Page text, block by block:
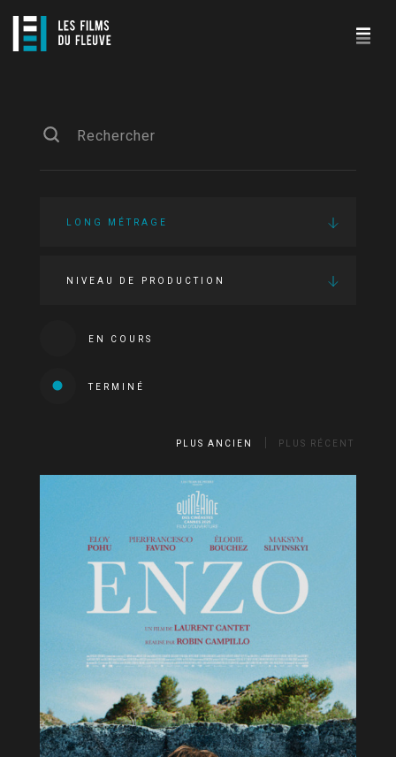
LONG MÉTRAGE
NIVEAU DE PRODUCTION
EN COURS
TERMINÉ
PLUS ANCIEN PLUS RÉCENT